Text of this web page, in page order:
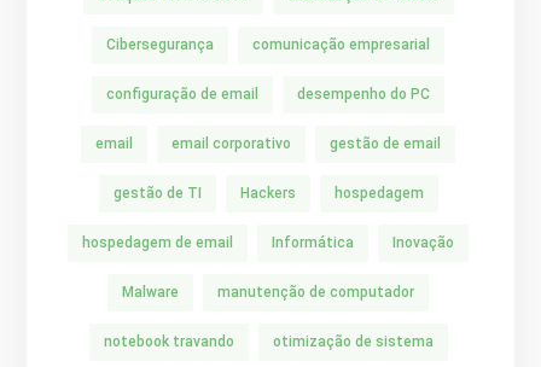
Cibersegurança comunicação empresarial
configuração de email desempenho do PC
email email corporativo gestão de email
gestão de TI Hackers hospedagem
hospedagem de email Informática Inovação
Malware manutenção de computador
notebook travando otimização de sistema